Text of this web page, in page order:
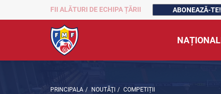
FII ALĂTURI DE ECHIPA ȚĂRII ABONEAZĂ-TE!
PRINCIPALA / NOUTĂŢI / COMPETIȚII